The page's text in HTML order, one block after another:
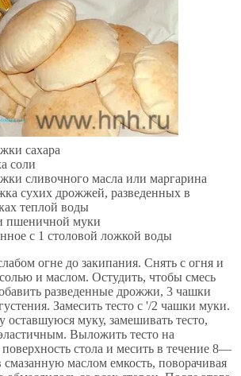
сахара
соли
сливочного масла или маргарина
сухих дрожжей, разведенных в
теплой воды
пшеничной муки
с 1 столовой ложкой воды
огне до закипания. Снять с огня и
и маслом. Остудить, чтобы смесь
разведенные дрожжи, 3 чашки
Замесить тесто с '/2 чашки муки.
оставшуюся муку, замешивать тесто,
Выложить тесто на
стола и месить в течение 8—
маслом емкость, поворачивая